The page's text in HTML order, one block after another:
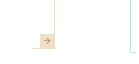
Learn more